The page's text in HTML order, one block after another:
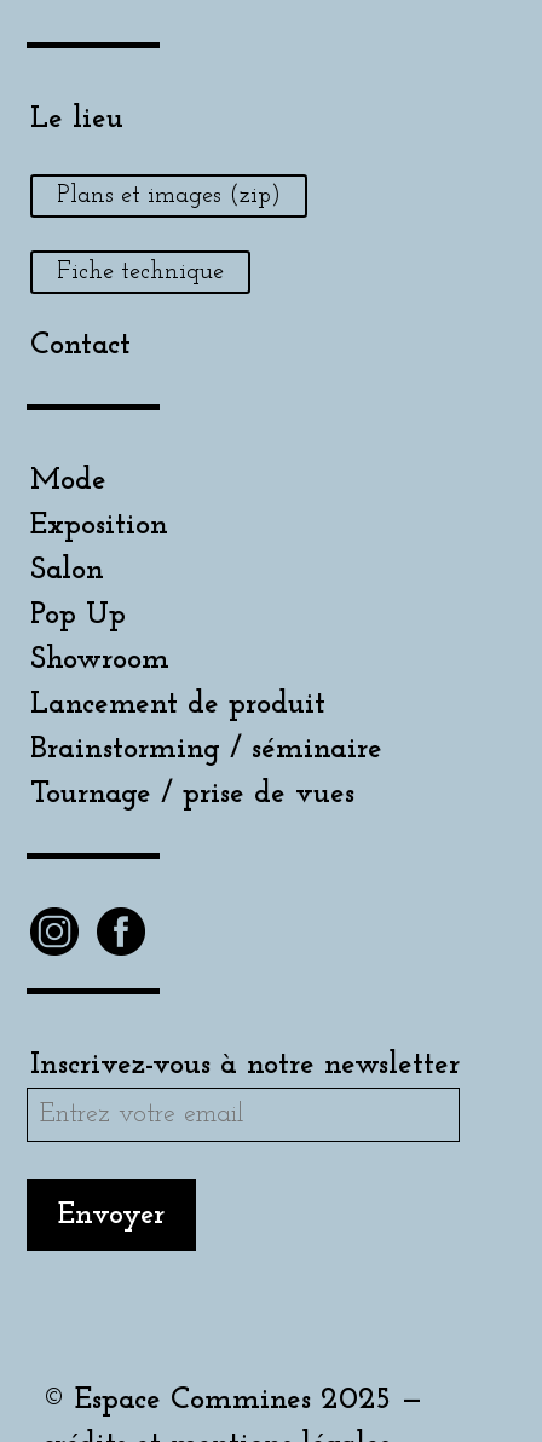
Le lieu
Plans et images (zip)
Fiche technique
Contact
Mode
Exposition
Salon
Pop Up
Showroom
Lancement de produit
Brainstorming / séminaire
Tournage / prise de vues
Inscrivez-vous à notre newsletter
© Espace Commines 2025 —